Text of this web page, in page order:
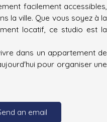
facilement accessibles,
la ville. Que vous soyez à la
locatif, ce studio est la
dans un appartement de
pour organiser une
an email